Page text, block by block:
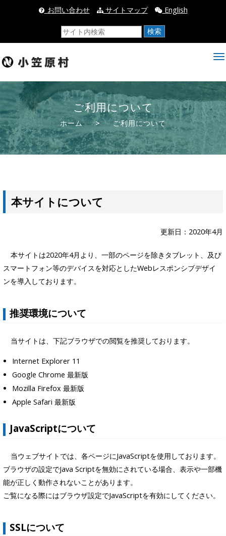
_お問い合わせ サイトマップ English
検索
ご利用について
ホーム > ご利用について
本サイトについて
更新日：2020年4月
本サイトは2020年4月より、一部のページを除きタブレット、及び
スマートフォン等のデバイスを対応としたWebレスポンシブデザイ
ンを導入しております。
推奨環境について
当サイトは、下記ブラウザでの閲覧を推奨しております。
Internet Explorer 11
Google Chrome 最新版
Mozilla Firefox 最新版
Apple Safari 最新版
JavaScriptについて
当ウェブサイトでは、各ページにJavaScriptを使用しております。
ブラウザの設定でJava Scriptを無効にされている場合、表示や一部機
能が正しく動作されないことがあります。
ご覧になる際にはブラウザ設定でJavaScriptを有効にしてください。
SSLについて